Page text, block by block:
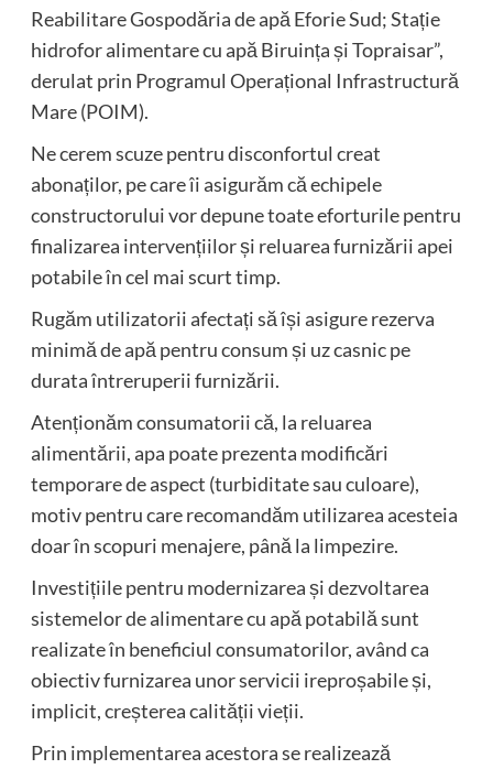
Reabilitare Gospodăria de apă Eforie Sud; Stație
hidrofor alimentare cu apă Biruința și Topraisar”,
derulat prin Programul Operațional Infrastructură
Mare (POIM).
Ne cerem scuze pentru disconfortul creat
abonaților, pe care îi asigurăm că echipele
constructorului vor depune toate eforturile pentru
finalizarea intervențiilor și reluarea furnizării apei
potabile în cel mai scurt timp.
Rugăm utilizatorii afectați să își asigure rezerva
minimă de apă pentru consum și uz casnic pe
durata întreruperii furnizării.
Atenționăm consumatorii că, la reluarea
alimentării, apa poate prezenta modificări
temporare de aspect (turbiditate sau culoare),
motiv pentru care recomandăm utilizarea acesteia
doar în scopuri menajere, până la limpezire.
Investițiile pentru modernizarea și dezvoltarea
sistemelor de alimentare cu apă potabilă sunt
realizate în beneficiul consumatorilor, având ca
obiectiv furnizarea unor servicii ireproșabile și,
implicit, creșterea calității vieții.
Prin implementarea acestora se realizează